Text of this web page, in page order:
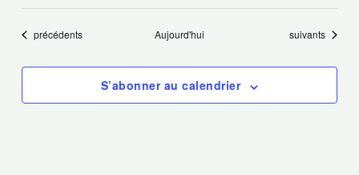
Évènements
précédents Aujourd'hui Évènements
suivants
S’abonner au calendrier